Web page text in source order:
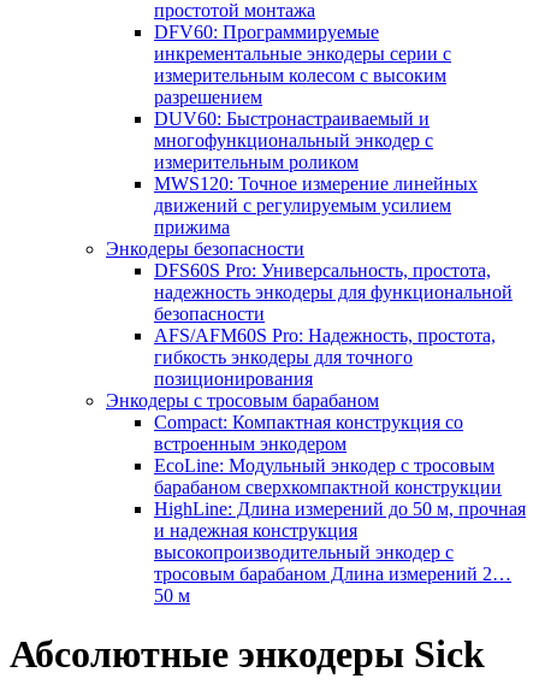
простотой монтажа
DFV60: Программируемые
инкрементальные энкодеры серии с
измерительным колесом с высоким
разрешением
DUV60: Быстронастраиваемый и
многофункциональный энкодер с
измерительным роликом
MWS120: Точное измерение линейных
движений с регулируемым усилием
прижима
Энкодеры безопасности
DFS60S Pro: Универсальность, простота,
надежность энкодеры для функциональной
безопасности
AFS/AFM60S Pro: Надежность, простота,
гибкость энкодеры для точного
позиционирования
Энкодеры с тросовым барабаном
Compact: Компактная конструкция со
встроенным энкодером
EcoLine: Модульный энкодер с тросовым
барабаном сверхкомпактной конструкции
HighLine: Длина измерений до 50 м, прочная
и надежная конструкция
высокопроизводительный энкодер с
тросовым барабаном Длина измерений 2…
50 м
Абсолютные энкодеры Sick